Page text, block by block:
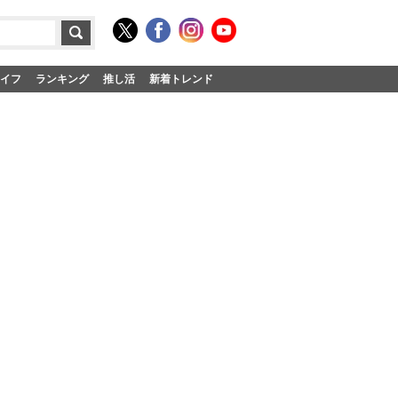
フ ランキング 推し活 新着トレンド